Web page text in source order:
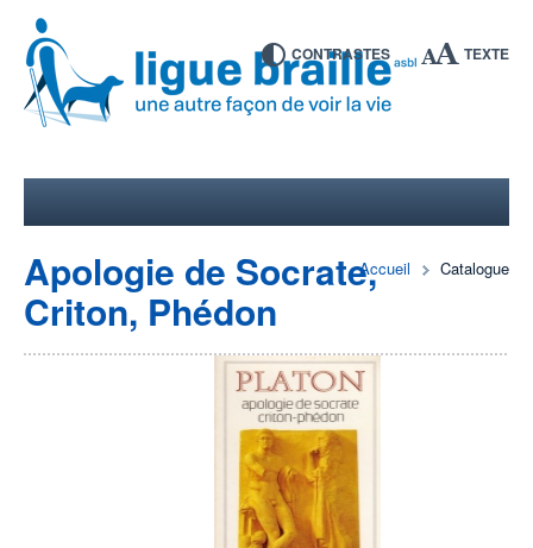
CONTRASTES TEXTE
Accueil Catalogue
Apologie de Socrate,
Criton, Phédon